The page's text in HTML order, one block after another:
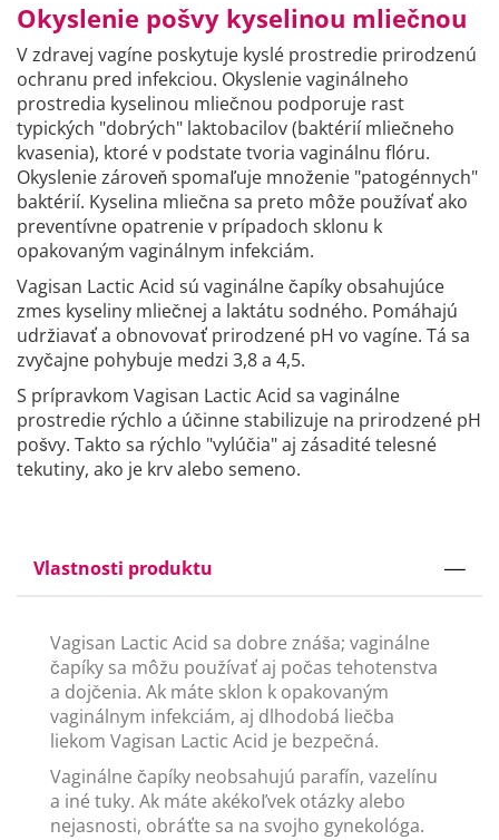
Okyslenie pošvy kyselinou mliečnou
V zdravej vagíne poskytuje kyslé prostredie prirodzenú
ochranu pred infekciou. Okyslenie vaginálneho
prostredia kyselinou mliečnou podporuje rast
typických "dobrých" laktobacilov (baktérií mliečneho
kvasenia), ktoré v podstate tvoria vaginálnu flóru.
Okyslenie zároveň spomaľuje množenie "patogénnych"
baktérií. Kyselina mliečna sa preto môže používať ako
preventívne opatrenie v prípadoch sklonu k
opakovaným vaginálnym infekciám.
Vagisan Lactic Acid sú vaginálne čapíky obsahujúce
zmes kyseliny mliečnej a laktátu sodného. Pomáhajú
udržiavať a obnovovať prirodzené pH vo vagíne. Tá sa
zvyčajne pohybuje medzi 3,8 a 4,5.
S prípravkom Vagisan Lactic Acid sa vaginálne
prostredie rýchlo a účinne stabilizuje na prirodzené pH
pošvy. Takto sa rýchlo "vylúčia" aj zásadité telesné
tekutiny, ako je krv alebo semeno.
Vlastnosti produktu
Vagisan Lactic Acid sa dobre znáša; vaginálne
čapíky sa môžu používať aj počas tehotenstva
a dojčenia. Ak máte sklon k opakovaným
vaginálnym infekciám, aj dlhodobá liečba
liekom Vagisan Lactic Acid je bezpečná.
Vaginálne čapíky neobsahujú parafín, vazelínu
a iné tuky. Ak máte akékoľvek otázky alebo
nejasnosti, obráťte sa na svojho gynekológa.